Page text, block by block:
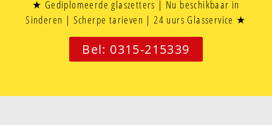
★ Gediplomeerde glaszetters | Nu beschikbaar in
Sinderen | Scherpe tarieven | 24 uurs Glasservice ★
Bel: 0315-215339